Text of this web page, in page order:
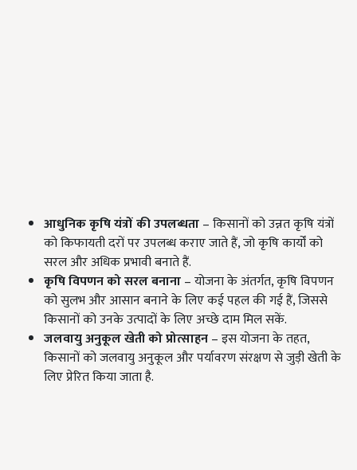
आधुनिक कृषि यंत्रों की उपलब्धता– किसानों को उन्नत कृषि यंत्रों
को किफायती दरों पर उपलब्ध कराए जाते हैं, जो कृषि कार्यों को
सरल और अधिक प्रभावी बनाते हैं.
कृषि विपणन को सरल बनाना– योजना के अंतर्गत, कृषि विपणन
को सुलभ और आसान बनाने के लिए कई पहल की गई हैं, जिससे
किसानों को उनके उत्पादों के लिए अच्छे दाम मिल सकें.
जलवायु अनुकूल खेती को प्रोत्साहन– इस योजना के तहत,
किसानों को जलवायु अनुकूल और पर्यावरण संरक्षण से जुड़ी खेती के
लिए प्रेरित किया जाता है.